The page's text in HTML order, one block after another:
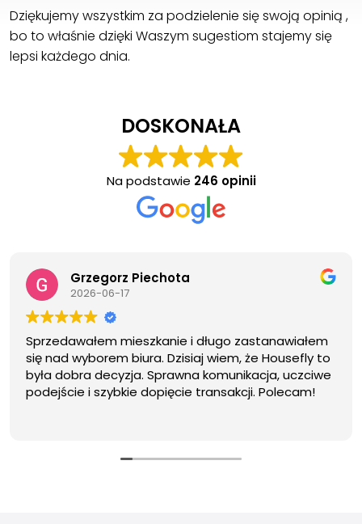
Dziękujemy wszystkim za podzielenie się swoją opinią ,
bo to właśnie dzięki Waszym sugestiom stajemy się
lepsi każdego dnia.
DOSKONAŁA
Na podstawie 246 opinii
Grzegorz Piechota
2026-06-17
Sprzedawałem mieszkanie i długo zastanawiałem
się nad wyborem biura. Dzisiaj wiem, że Housefly to
była dobra decyzja. Sprawna komunikacja, uczciwe
podejście i szybkie dopięcie transakcji. Polecam!